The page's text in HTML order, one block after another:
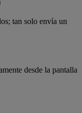
tan solo envía un
desde la pantalla